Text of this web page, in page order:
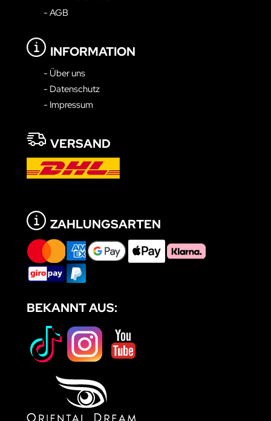
- AGB
INFORMATION
- Über uns
- Datenschutz
- Impressum
VERSAND
ZAHLUNGSARTEN
BEKANNT AUS: